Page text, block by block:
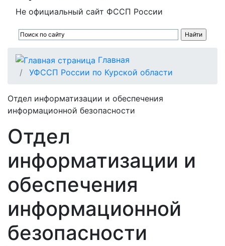
Не официальный сайт ФССП России
Главная
УФССП России по Курской области
Отдел информатизации и обеспечения
информационной безопасности
Отдел
информатизации и
обеспечения
информационной
безопасности